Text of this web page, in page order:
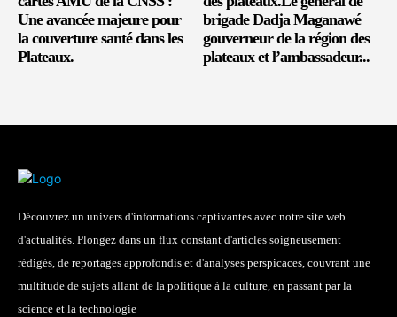
Une avancée majeure pour
la couverture santé dans les
Plateaux.
brigade Dadja Maganawé
gouverneur de la région des
plateaux et l’ambassadeur...
Découvrez un univers d'informations captivantes avec notre site web
d'actualités. Plongez dans un flux constant d'articles soigneusement
rédigés, de reportages approfondis et d'analyses perspicaces, couvrant une
multitude de sujets allant de la politique à la culture, en passant par la
science et la technologie